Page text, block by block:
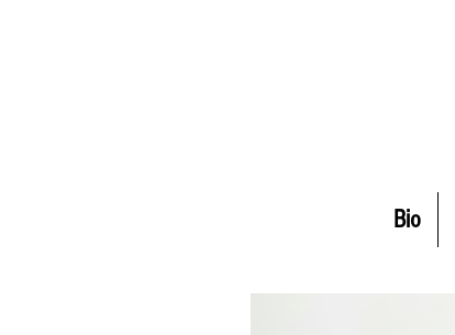
Bio